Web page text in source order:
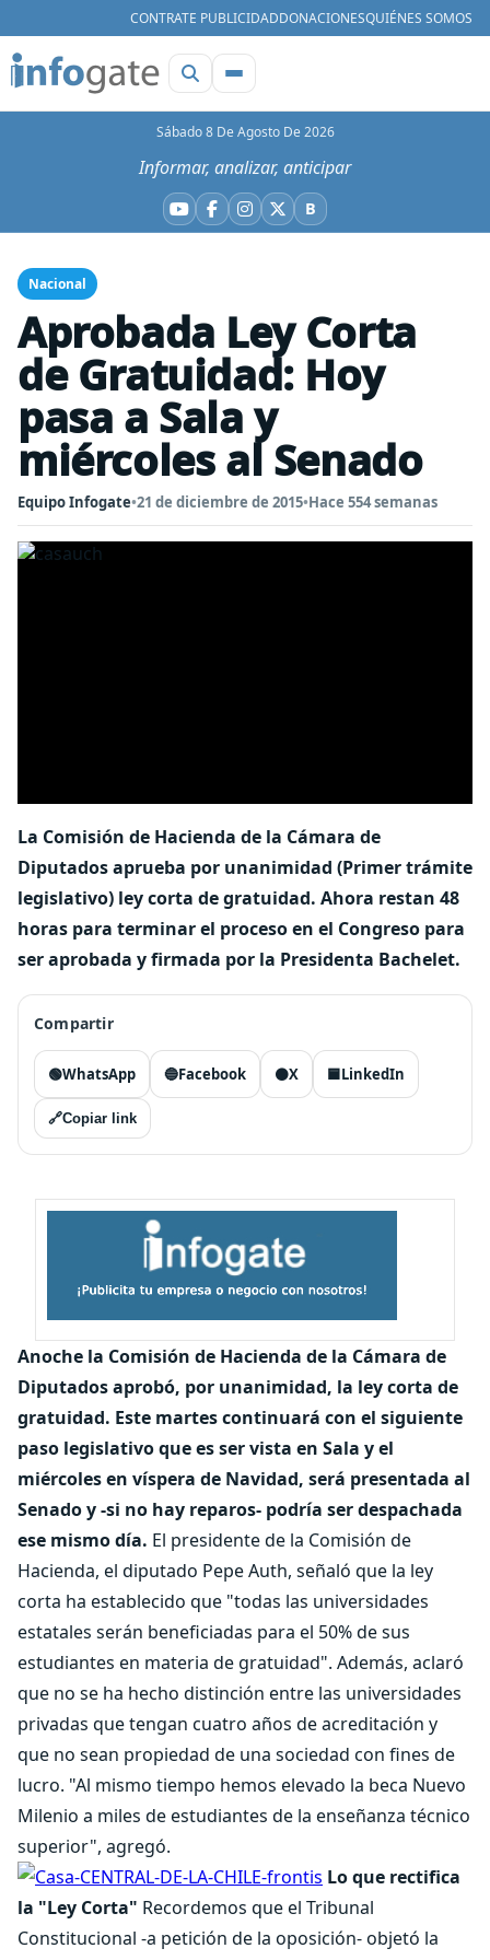
CONTRATE PUBLICIDADDONACIONESQUIÉNES SOMOS
Sábado 8 De Agosto De 2026
Informar, analizar, anticipar
YouTube
Facebook
Instagram
X BBluesky
Nacional
Aprobada Ley Corta
de Gratuidad: Hoy
pasa a Sala y
miércoles al Senado
Equipo Infogate•21 de diciembre de 2015•Hace 554 semanas
La Comisión de Hacienda de la Cámara de
Diputados aprueba por unanimidad (Primer trámite
legislativo) ley corta de gratuidad. Ahora restan 48
horas para terminar el proceso en el Congreso para
ser aprobada y firmada por la Presidenta Bachelet.
Compartir
🟢WhatsApp 🔵Facebook ⚫X 🟦LinkedIn
🔗Copiar link
Anoche la Comisión de Hacienda de la Cámara de
Diputados aprobó, por unanimidad, la ley corta de
gratuidad. Este martes continuará con el siguiente
paso legislativo que es ser vista en Sala y el
miércoles en víspera de Navidad, será presentada al
Senado y -si no hay reparos- podría ser despachada
ese mismo día. El presidente de la Comisión de
Hacienda, el diputado Pepe Auth, señaló que la ley
corta ha establecido que "todas las universidades
estatales serán beneficiadas para el 50% de sus
estudiantes en materia de gratuidad". Además, aclaró
que no se ha hecho distinción entre las universidades
privadas que tengan cuatro años de acreditación y
que no sean propiedad de una sociedad con fines de
lucro. "Al mismo tiempo hemos elevado la beca Nuevo
Milenio a miles de estudiantes de la enseñanza técnico
superior", agregó.
Lo que rectifica
la "Ley Corta" Recordemos que el Tribunal
Constitucional -a petición de la oposición- objetó la